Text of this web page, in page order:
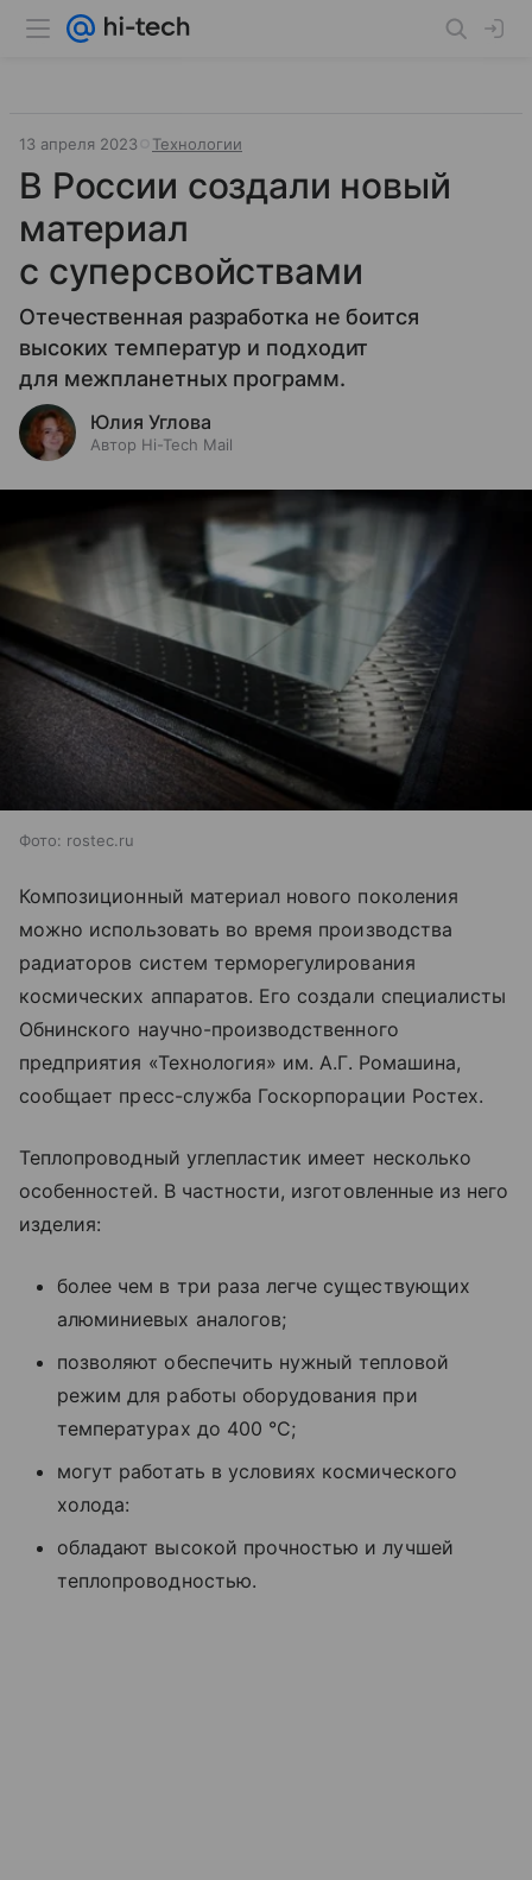
13 апреля 2023 Технологии
В России создали новый
материал
с суперсвойствами
Отечественная разработка не боится
высоких температур и подходит
для межпланетных программ.
Юлия Углова
Автор Hi-Tech Mail
Фото: rostec.ru
Композиционный материал нового поколения
можно использовать во время производства
радиаторов систем терморегулирования
космических аппаратов. Его создали специалисты
Обнинского научно-производственного
предприятия «Технология» им. А.Г. Ромашина,
сообщает пресс-служба Госкорпорации Ростех.
Теплопроводный углепластик имеет несколько
особенностей. В частности, изготовленные из него
изделия:
более чем в три раза легче существующих
алюминиевых аналогов;
позволяют обеспечить нужный тепловой
режим для работы оборудования при
температурах до 400 °C;
могут работать в условиях космического
холода:
обладают высокой прочностью и лучшей
теплопроводностью.